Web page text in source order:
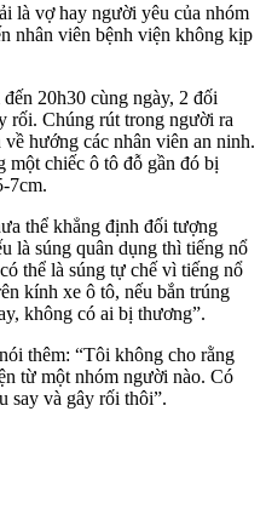
là vợ hay người yêu của nhóm
nhân viên bệnh viện không kịp
20h30 cùng ngày, 2 đối
rối. Chúng rút trong người ra
hướng các nhân viên an ninh.
một chiếc ô tô đỗ gần đó bị
7cm.
thể khẳng định đối tượng
là súng quân dụng thì tiếng nổ
thể là súng tự chế vì tiếng nổ
kính xe ô tô, nếu bắn trúng
không có ai bị thương”.
thêm: “Tôi không cho rằng
từ một nhóm người nào. Có
say và gây rối thôi”.